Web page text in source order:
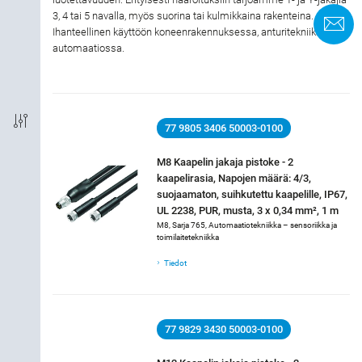
Liitäntä
Suojausluokka
Materialbostäder
3, 4 tai 5 navalla, myös suorina tai kulmikkaina rakenteina.
Ihanteellinen käyttöön koneenrakennuksessa, anturitekniikassa ja
automaatiossa.
77 9805 3406 50003-0100
M8 Kaapelin jakaja pistoke - 2
kaapelirasia, Napojen määrä: 4/3,
suojaamaton, suihkutettu kaapelille, IP67,
UL 2238, PUR, musta, 3 x 0,34 mm², 1 m
M8, Sarja 765, Automaatiotekniikka – sensoriikka ja
toimilaitetekniikka
Tiedot
77 9829 3430 50003-0100